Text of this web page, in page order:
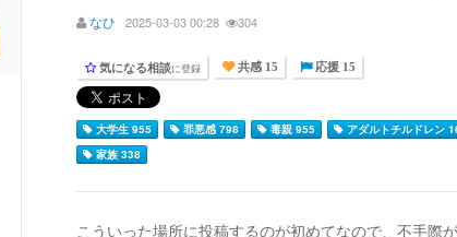
なひ 2025-03-03 00:28 304
気になる相談に登録 共感 15 応援 15
大学生 955 罪悪感 798 毒親 955 アダルトチルドレン
家族 338
こういった場所に投稿するのが初めてなので、不手際